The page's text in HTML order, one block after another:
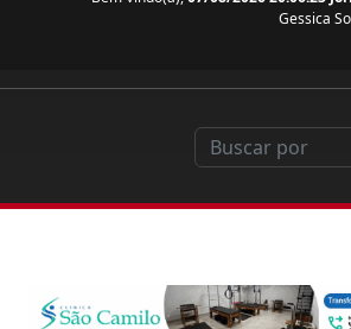
Gessica
pode perder nada com a